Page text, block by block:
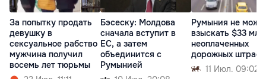
За попытку продать
девушку в
сексуальное рабство
мужчина получил
восемь лет тюрьмы
Бэсеску: Молдова
сначала вступит в
ЕС, а затем
объединится с
Румынией
Румыния не
взыскать $33 млн
неоплаченных
дорожных
11 Июл. 09:02